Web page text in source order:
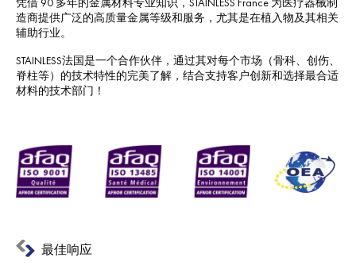
造商提供广泛的高质量金属等级和服务，尤其是在植入物及其相关
辅助行业。
STAINLESS法国是一个合作伙伴，通过其对每个市场（骨科、创伤、
脊柱等）的技术特性的完美了解，结合支持客户创新和选择最合适
材料的技术部门！
最佳响应